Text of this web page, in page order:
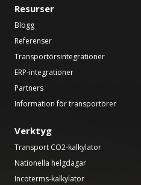
Resurser
Blogg
Referenser
Transportörsintegrationer
ERP-integrationer
Partners
Information för transportörer
Verktyg
Transport CO2-kalkylator
Nationella helgdagar
Incoterms-kalkylator